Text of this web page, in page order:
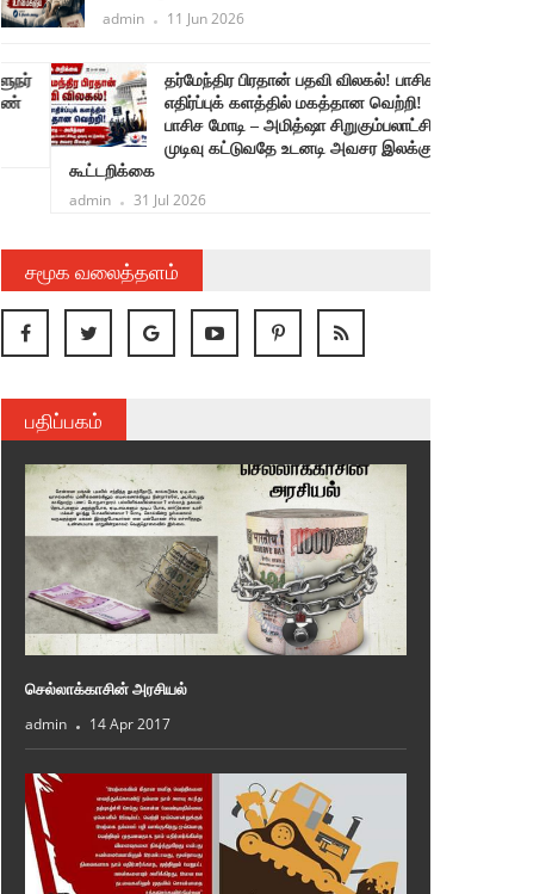
admin 11 Jun 2026
தர்மேந்திர பிரதான் பதவி விலகல்! பாசிச
எதிர்ப்புக் களத்தில் மகத்தான வெற்றி!
பாசிச மோடி – அமித்ஷா சிறுகும்பலாட்சிக்கு
முடிவு கட்டுவதே உடனடி அவசர இலக்கு!
கூட்டறிக்கை
31 Jul 2026
சமூக வலைத்தளம்
பதிப்பகம்
செல்லாக்காசின் அரசியல்
admin 14 Apr 2017